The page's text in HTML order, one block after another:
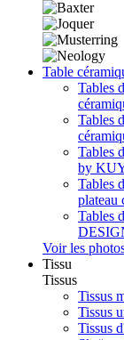
Table
Tables
Tables
Tables
by
Tables
plateau
Tables
Voir les
Tissu
Tissus
Tissus
Tissus
Tissus